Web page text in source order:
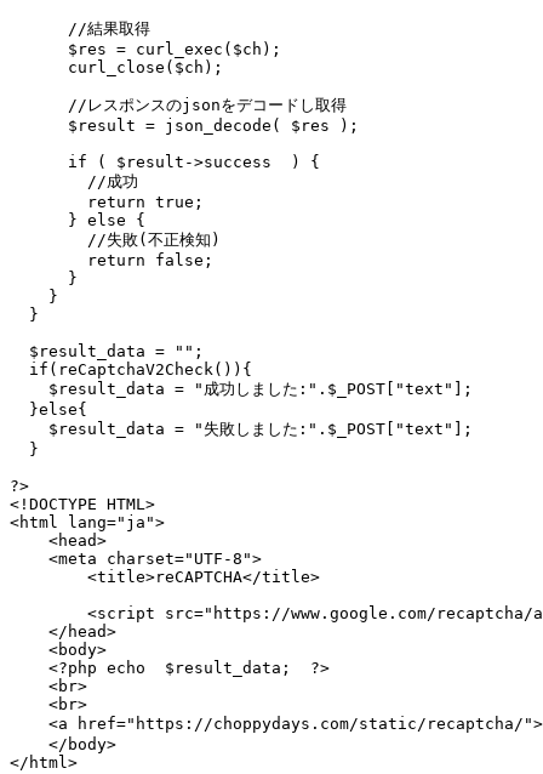
      //結果取得
      $res = curl_exec($ch);
      curl_close($ch);
      //レスポンスのjsonをデコードし取得
      $result = json_decode( $res );
      if ( $result->success  ) {
        //成功
        return true;
      } else {
        //失敗(不正検知)
        return false;
      }
    }
  }
  $result_data = "";
  if(reCaptchaV2Check()){
    $result_data = "成功しました:".$_POST["text"];
  }else{
    $result_data = "失敗しました:".$_POST["text"];
  }
?>
<!DOCTYPE HTML>
<html lang="ja">
    <head>
    <meta charset="UTF-8">
        <title>reCAPTCHA</title>
<script src="https://www.google.com/recaptcha/
    </head>
    <body>
    <?php echo  $result_data;  ?>
    <br>
    <br>
<a href="https://choppydays.com/static/recaptcha/">
    </body>
</html>